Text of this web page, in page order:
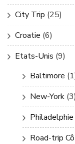
City Trip (25)
Croatie (6)
Etats-Unis (9)
Baltimore
New-York (3)
Philadelphie
Road-trip